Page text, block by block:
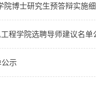
博士研究生预答辩实施细
程学院选聘导师建议名单
示